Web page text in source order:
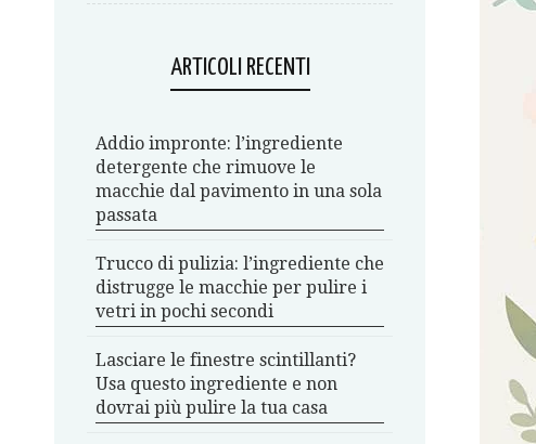
ARTICOLI RECENTI
Addio impronte: l’ingrediente
detergente che rimuove le
macchie dal pavimento in una sola
passata
Trucco di pulizia: l’ingrediente che
distrugge le macchie per pulire i
vetri in pochi secondi
Lasciare le finestre scintillanti?
Usa questo ingrediente e non
dovrai più pulire la tua casa